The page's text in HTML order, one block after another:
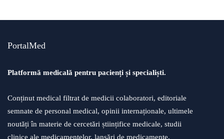
PortalMed
Platformă medicală pentru pacienți și specialiști.
Conținut medical filtrat de medicii colaboratori, editoriale
semnate de personal medical, opinii internaționale, ultimele
noutăți în materie de cercetări științifice medicale, studii
clinice ale medicamentelor, lansări de medicamente,